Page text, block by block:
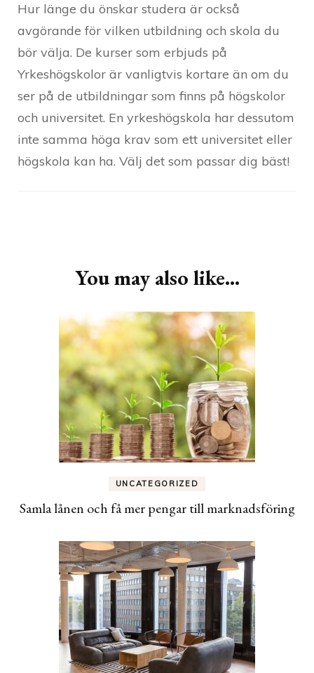
Hur länge du önskar studera är också
avgörande för vilken utbildning och skola du
bör välja. De kurser som erbjuds på
Yrkeshögskolor är vanligtvis kortare än om du
ser på de utbildningar som finns på högskolor
och universitet. En yrkeshögskola har dessutom
inte samma höga krav som ett universitet eller
högskola kan ha. Välj det som passar dig bäst!
You may also like...
UNCATEGORIZED
Samla lånen och få mer pengar till marknadsföring